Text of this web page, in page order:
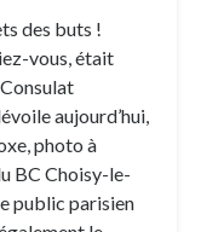
des buts !
vous, était
aujourd’hui,
photo à
BC Choisy-le-
public parisien